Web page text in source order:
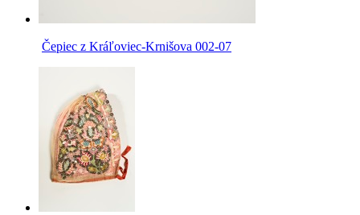
Čepiec z Kráľoviec-Krnišova 002-07